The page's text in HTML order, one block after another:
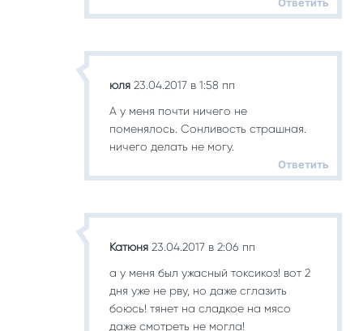
юля 23.04.2017 в 1:58 пп
А у меня почти ничего не
поменялось. Сонливость страшная.
ничего делать не могу.
Ответить
Катюня 23.04.2017 в 2:06 пп
а у меня был ужасный токсикоз! вот 2
дня уже не рву, но даже сглазить
боюсь! тянет на сладкое на мясо
даже смотреть не могла!